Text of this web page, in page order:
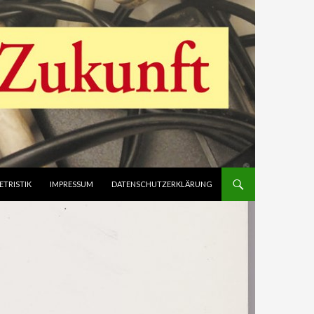
IMPRESSUM DATENSCHUTZERKLÄRUNG